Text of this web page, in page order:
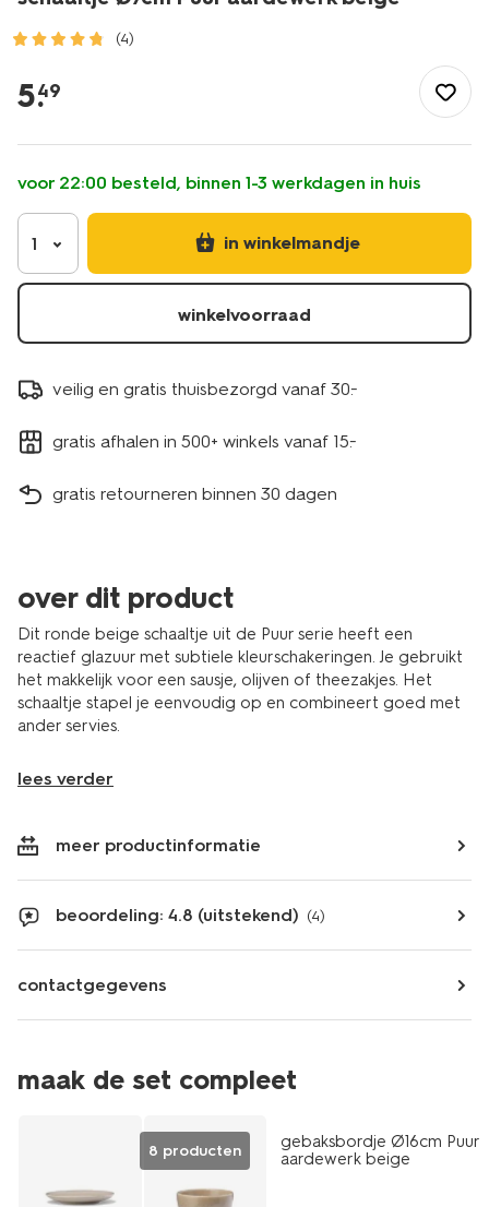
(4)
tafelen/servies/kommen-
schalen/schaaltje-
puur-
aardewerk-
beige-
9650144.html
5.
49
voor 22:00 besteld, binnen 1-3 werkdagen in huis
1 in winkelmandje
winkelvoorraad
veilig en gratis thuisbezorgd vanaf 30.-
gratis afhalen in 500+ winkels vanaf 15.-
gratis retourneren binnen 30 dagen
over dit product
Dit ronde beige schaaltje uit de Puur serie heeft een
reactief glazuur met subtiele kleurschakeringen. Je gebruikt
het makkelijk voor een sausje, olijven of theezakjes. Het
schaaltje stapel je eenvoudig op en combineert goed met
ander servies.
lees verder
meer productinformatie
beoordeling: 4.8 (uitstekend) (4)
contactgegevens
maak de set compleet
8 producten
6=5
met je HEMA pas
gebaksbordje Ø16cm Puur
aardewerk beige